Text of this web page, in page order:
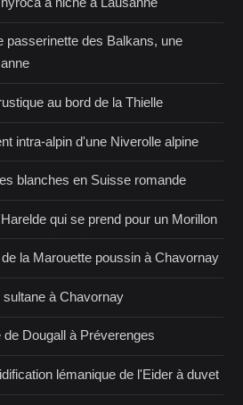
passerinette des Balkans, une
au bord de la Thielle
intra-alpin d'une Niverolle alpine
blanches en Suisse romande
qui se prend pour un Morillon
de la Marouette poussin à Chavornay
sultane à Chavornay
de Dougall à Préverenges
lémanique de l'Eider à duvet